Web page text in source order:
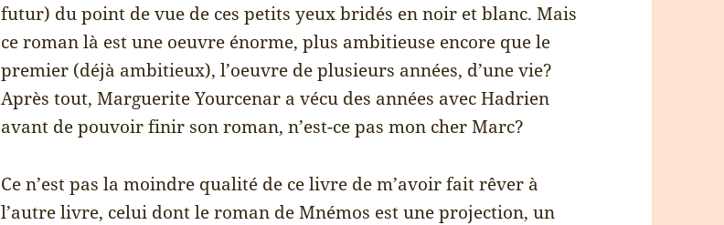
futur) du point de vue de ces petits yeux bridés en noir et blanc. Mais
ce roman là est une oeuvre énorme, plus ambitieuse encore que le
premier (déjà ambitieux), l’oeuvre de plusieurs années, d’une vie?
Après tout, Marguerite Yourcenar a vécu des années avec Hadrien
avant de pouvoir finir son roman, n’est-ce pas mon cher Marc?
Ce n’est pas la moindre qualité de ce livre de m’avoir fait rêver à
l’autre livre, celui dont le roman de Mnémos est une projection, un